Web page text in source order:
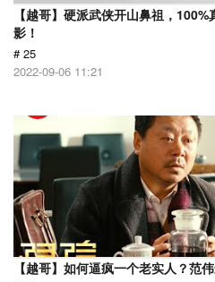
【越哥】硬派武侠开山鼻祖，
影！
# 25
2022-09-06 11:21
【越哥】如何逼疯一个老实人？范